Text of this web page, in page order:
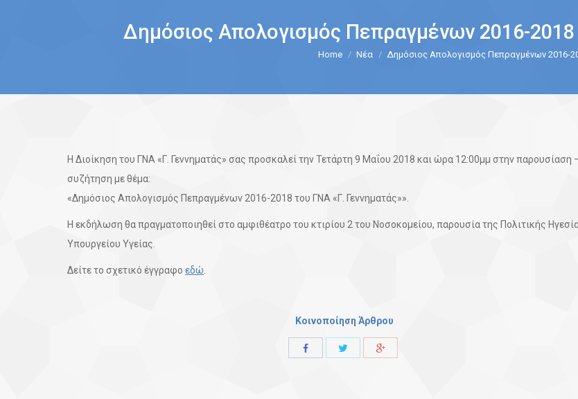
Δημόσιος Απολογισμός Πεπραγμένων 2016-
Home Νέα Δημόσιος Απολογισμός Πεπραγμένων 2016-
Η Διοίκηση του ΓΝΑ «Γ. Γεννηματάς» σας προσκαλεί την Τετάρτη 9 Μαΐου 2018 και ώρα 12:00μμ στην παρουσίαση
συζήτηση με θέμα:
«Δημόσιος Απολογισμός Πεπραγμένων 2016-2018 του ΓΝΑ «Γ. Γεννηματάς»».
Η εκδήλωση θα πραγματοποιηθεί στο αμφιθέατρο του κτιρίου 2 του Νοσοκομείου, παρουσία της Πολιτικής
Υπουργείου Υγείας.
Δείτε το σχετικό έγγραφο εδώ
Κοινοποίηση Άρθρου
Share